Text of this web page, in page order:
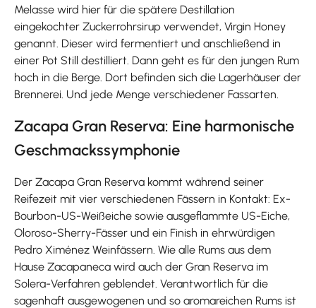
Melasse wird hier für die spätere Destillation
eingekochter Zuckerrohrsirup verwendet, Virgin Honey
genannt. Dieser wird fermentiert und anschließend in
einer Pot Still destilliert. Dann geht es für den jungen Rum
hoch in die Berge. Dort befinden sich die Lagerhäuser der
Brennerei. Und jede Menge verschiedener Fassarten.
Zacapa Gran Reserva: Eine harmonische
Geschmackssymphonie
Der Zacapa Gran Reserva kommt während seiner
Reifezeit mit vier verschiedenen Fässern in Kontakt: Ex-
Bourbon-US-Weißeiche sowie ausgeflammte US-Eiche,
Oloroso-Sherry-Fässer und ein Finish in ehrwürdigen
Pedro Ximénez Weinfässern. Wie alle Rums aus dem
Hause Zacapaneca wird auch der Gran Reserva im
Solera-Verfahren geblendet. Verantwortlich für die
sagenhaft ausgewogenen und so aromareichen Rums ist